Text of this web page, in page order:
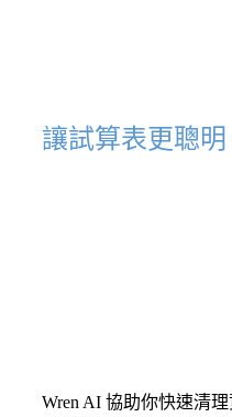
讓試算表更聰
Wren AI 協助你快速清